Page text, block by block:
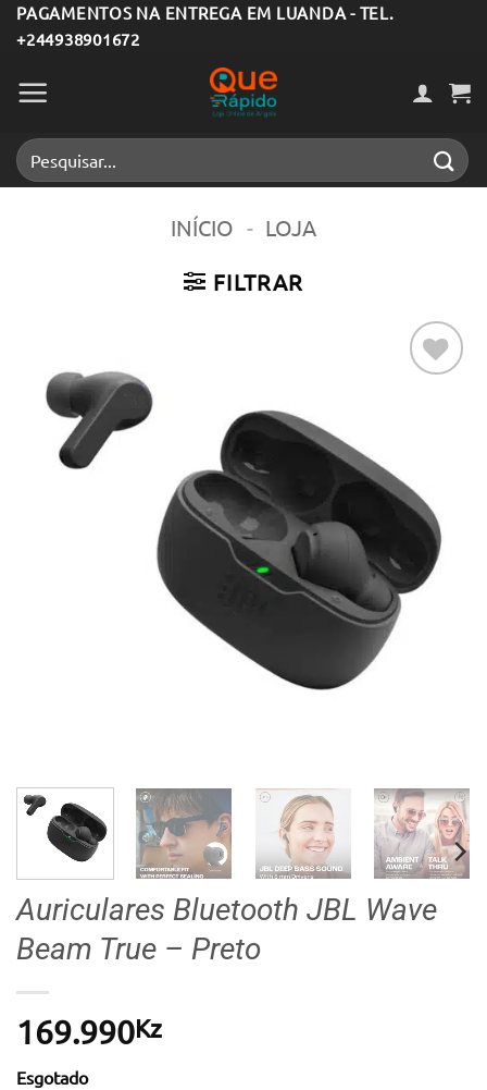
Skip
to
content
PAGAMENTOS NA ENTREGA EM LUANDA - TEL.
+244938901672
Pesquisar
por:
INÍCIO - LOJA
FILTRAR
Auriculares Bluetooth JBL Wave
Beam True – Preto
169.990Kz
Esgotado